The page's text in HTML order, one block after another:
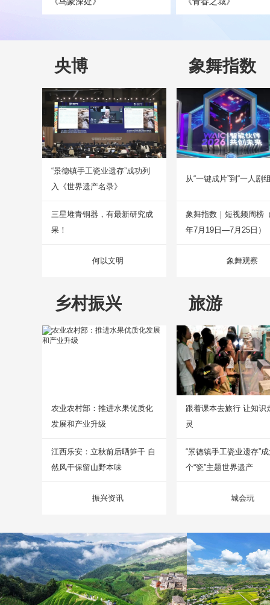
央博
“景德镇手工瓷业遗存”成功列
入《世界遗产名录》
三星堆青铜器，有最新研究成
果！
何以文明
象舞指数
从“一键成片”到“一人剧
象舞指数｜短视频周榜
年7月19日—7月25日）
象舞观察
乡村振兴
农业农村部：推进水果优质化
发展和产业升级
江西乐安：立秋前后晒笋干 自
然风干保留山野本味
振兴资讯
旅游
跟着课本去旅行 让知识
灵
“景德镇手工瓷业遗存”
个“瓷”主题世界遗产
城会玩